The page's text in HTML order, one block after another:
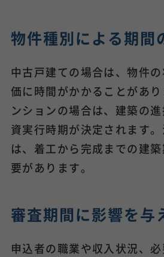
物件種別による期間
中古戸建ての場合は、物件
価に時間がかかることがあ
ンションの場合は、建築の
資実行時期が決定されます
は、着工から完成までの建
要があります。
審査期間に影響を与
申込者の職業や収入状況、